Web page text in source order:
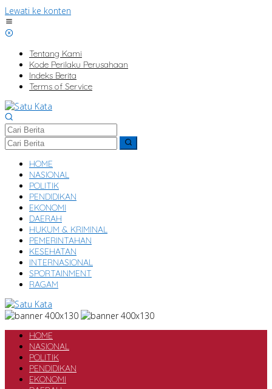
Lewati ke konten
Tentang Kami
Kode Perilaku Perusahaan
Indeks Berita
Terms of Service
HOME
NASIONAL
POLITIK
PENDIDIKAN
EKONOMI
DAERAH
HUKUM & KRIMINAL
PEMERINTAHAN
KESEHATAN
INTERNASIONAL
SPORTAINMENT
RAGAM
HOME
NASIONAL
POLITIK
PENDIDIKAN
EKONOMI